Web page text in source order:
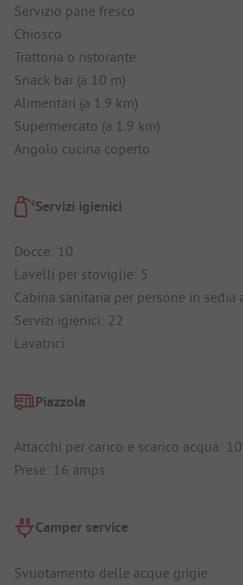
Servizio pane fresco
Chiosco
Trattoria o ristorante
Snack bar (a 10 m)
Alimentari (a 1.9 km)
Supermercato (a 1.9 km)
Angolo cucina coperto
Servizi igienici
Docce: 10
Lavelli per stoviglie: 5
Cabina sanitaria per persone in sedia
Servizi igienici: 22
Lavatrici
Piazzola
Attacchi per carico e scarico acqua: 10
Prese: 16 amps
Camper service
Svuotamento delle acque grigie